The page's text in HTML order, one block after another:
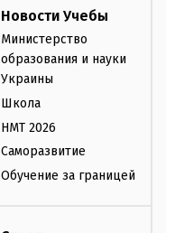
Новости Учебы
Министерство
образования и науки
Украины
Школа
НМТ 2026
Саморазвитие
Обучение за границей